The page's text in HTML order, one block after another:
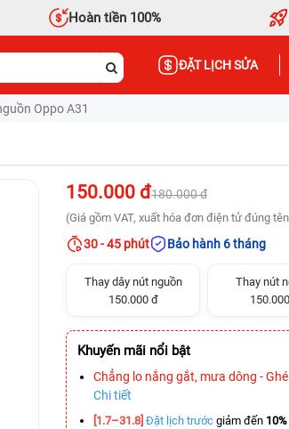
Hoàn tiền 100%
ĐẶT LỊCH SỬA
Oppo A31
150.000 đ180.000 đ
(Giá gồm VAT, xuất hóa đơn điện tử đúng
30 - 45 phút Bảo hành 6 tháng
Thay dây nút nguồn
150.000 đ
Thay nút
Khuyến mãi nổi bật
Chẳng lo nắng gắt, mưa dông -
Chi tiết
[1.7–31.8] Đặt lịch trước giảm đến 10%